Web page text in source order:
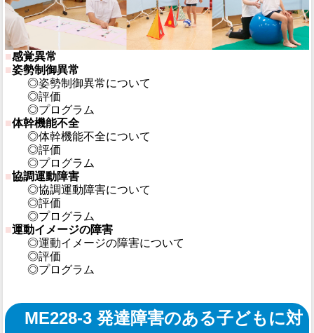
■感覚異常
■姿勢制御異常
◎姿勢制御異常について
◎評価
◎プログラム
■体幹機能不全
◎体幹機能不全について
◎評価
◎プログラム
■協調運動障害
◎協調運動障害について
◎評価
◎プログラム
■運動イメージの障害
◎運動イメージの障害について
◎評価
◎プログラム
ME228-3 発達障害のある子どもに対